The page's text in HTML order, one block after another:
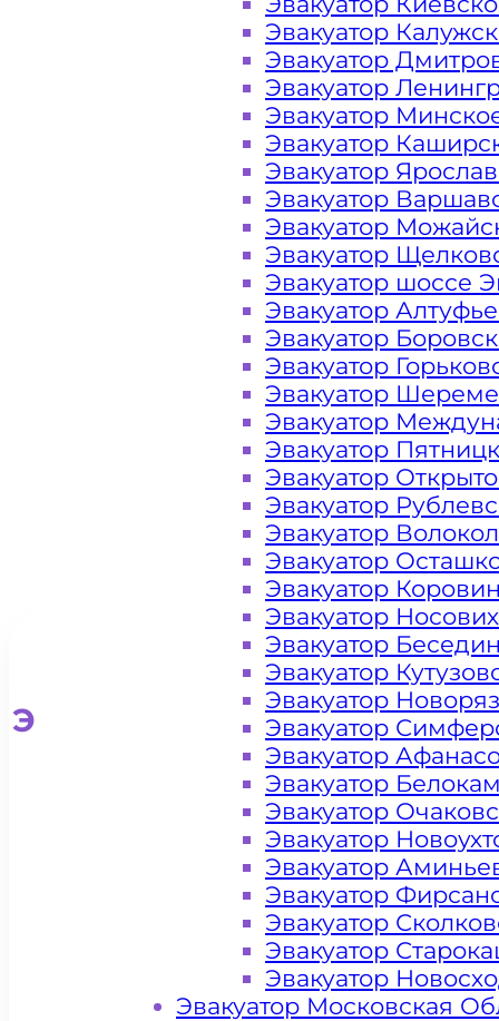
услуг
эвакуатора в
районе
Орехово-
Борисово
Северное
Москва
Эвакуатор для легковых
Эвакуатор
Эвакуатор
Эвакуатор
Эвакуатор
Эвакуатор
Эвакуатор
Эвакуатор
Эвакуатор
Эвакуатор
Эвакуатор шоссе
Эвакуатор
Эвакуатор
Эвакуатор
Эвакуатор
Эвакуатор
Эвакуатор
Эвакуатор
Эвакуатор
Эвакуатор
Эвакуатор
Эвакуатор
Эвакуатор
Эвакуатор
Эвакуатор
Эвакуатор
Эвакуатор
Эвакуатор
Эвакуатор
Эвакуатор
Эвакуатор
Эвакуатор
Эвакуатор
Эвакуатор
Эвакуатор
Эвакуатор
Эвакуатор Московская